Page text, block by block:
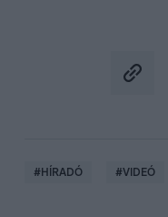
#HÍRADÓ #VIDEÓ